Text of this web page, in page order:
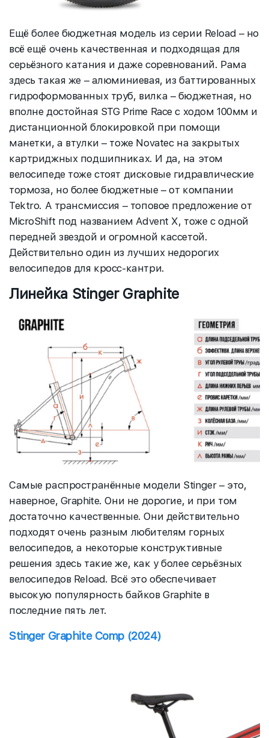
Ещё более бюджетная модель из серии Reload – но
всё ещё очень качественная и подходящая для
серьёзного катания и даже соревнований. Рама
здесь такая же – алюминиевая, из баттированных
гидроформованных труб, вилка – бюджетная, но
вполне достойная STG Prime Race с ходом 100мм и
дистанционной блокировкой при помощи
манетки, а втулки – тоже Novatec на закрытых
картриджных подшипниках. И да, на этом
велосипеде тоже стоят дисковые гидравлические
тормоза, но более бюджетные – от компании
Tektro. А трансмиссия – топовое предложение от
MicroShift под названием Advent X, тоже с одной
передней звездой и огромной кассетой.
Действительно один из лучших недорогих
велосипедов для кросс-кантри.
Линейка Stinger Graphite
Самые распространённые модели Stinger – это,
наверное, Graphite. Они не дорогие, и при том
достаточно качественные. Они действительно
подходят очень разным любителям горных
велосипедов, а некоторые конструктивные
решения здесь такие же, как у более серьёзных
велосипедов Reload. Всё это обеспечивает
высокую популярность байков Graphite в
последние пять лет.
Stinger Graphite Comp (2024)